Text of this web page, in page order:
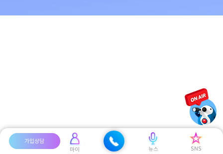
가입상담
마이
뉴스 SNS